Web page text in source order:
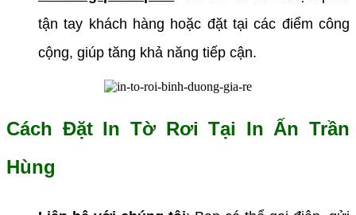
tận tay khách hàng hoặc đặt tại các điểm công
cộng, giúp tăng khả năng tiếp cận.
Cách Đặt In Tờ Rơi Tại In Ấn Trần
Hùng